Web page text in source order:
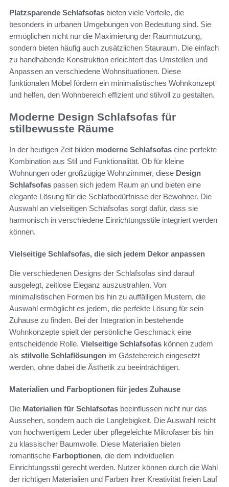
Platzsparende Schlafsofas bieten viele Vorteile, die
besonders in urbanen Umgebungen von Bedeutung sind. Sie
ermöglichen nicht nur die Maximierung der Raumnutzung,
sondern bieten häufig auch zusätzlichen Stauraum. Die einfach
zu handhabende Konstruktion erleichtert das Umstellen und
Anpassen an verschiedene Wohnsituationen. Diese
funktionalen Möbel fördern ein minimalistisches Wohnkonzept
und helfen, den Wohnbereich effizient und stilvoll zu gestalten.
Moderne Design Schlafsofas für
stilbewusste Räume
In der heutigen Zeit bilden moderne Schlafsofas eine perfekte
Kombination aus Stil und Funktionalität. Ob für kleine
Wohnungen oder großzügige Wohnzimmer, diese Design
Schlafsofas passen sich jedem Raum an und bieten eine
elegante Lösung für die Schlafbedürfnisse der Bewohner. Die
Auswahl an vielseitigen Schlafsofas sorgt dafür, dass sie
harmonisch in verschiedene Einrichtungsstile integriert werden
können.
Vielseitige Schlafsofas, die sich jedem Dekor anpassen
Die verschiedenen Designs der Schlafsofas sind darauf
ausgelegt, zeitlose Eleganz auszustrahlen. Von
minimalistischen Formen bis hin zu auffälligen Mustern, die
Auswahl ermöglicht es jedem, die perfekte Lösung für sein
Zuhause zu finden. Bei der Integration in bestehende
Wohnkonzepte spielt der persönliche Geschmack eine
entscheidende Rolle. Vielseitige Schlafsofas können zudem
als stilvolle Schlaflösungen im Gästebereich eingesetzt
werden, ohne dabei die Ästhetik zu beeinträchtigen.
Materialien und Farboptionen für jedes Zuhause
Die Materialien für Schlafsofas beeinflussen nicht nur das
Aussehen, sondern auch die Langlebigkeit. Die Auswahl reicht
von hochwertigem Leder über pflegeleichte Mikrofaser bis hin
zu klassischer Baumwolle. Diese Materialien bieten
romantische Farboptionen, die dem individuellen
Einrichtungsstil gerecht werden. Nutzer können durch die Wahl
der richtigen Materialien und Farben ihrer Kreativität freien Lauf